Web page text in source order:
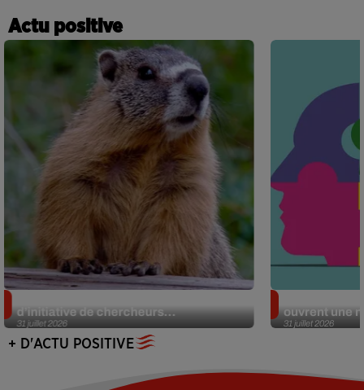
Actu positive
31 juillet 2026
d’initiative de chercheurs...
31 juillet 2026
ouvrent une
+ D'ACTU POSITIVE